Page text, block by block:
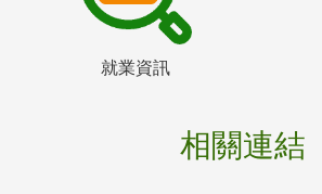
就業資訊
相關連結